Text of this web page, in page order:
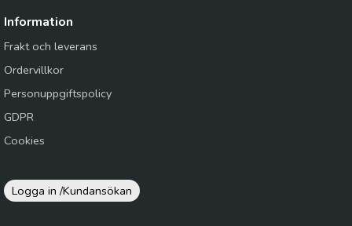
Information
Frakt och leverans
Ordervillkor
Personuppgiftspolicy
GDPR
Cookies
Logga in /Kundansökan